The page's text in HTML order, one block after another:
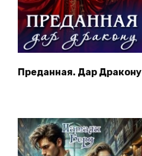
Преданная. Дар Дракону